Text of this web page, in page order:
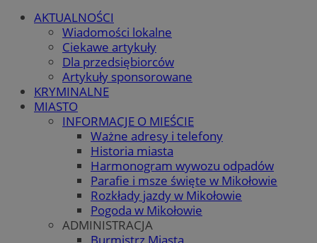
AKTUALNOŚCI
Wiadomości lokalne
Ciekawe artykuły
Dla przedsiębiorców
Artykuły sponsorowane
KRYMINALNE
MIASTO
INFORMACJE O MIEŚCIE
Ważne adresy i telefony
Historia miasta
Harmonogram wywozu odpadów
Parafie i msze święte w Mikołowie
Rozkłady jazdy w Mikołowie
Pogoda w Mikołowie
ADMINISTRACJA